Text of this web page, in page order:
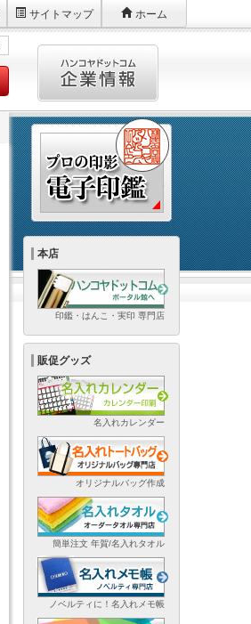
サイトマップ ホーム
本店
印鑑・はんこ・実印 専門店
販促グッズ
名入れカレンダー
オリジナルバッグ作成
簡単注文 年賀/名入れタオル
ノベルティに！名入れメモ帳